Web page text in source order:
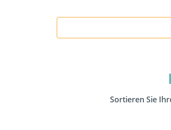
Sortieren Sie